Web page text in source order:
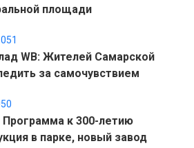
площади
WB: Жителей Самарской
за самочувствием
Программа к 300-летию
в парке, новый завод